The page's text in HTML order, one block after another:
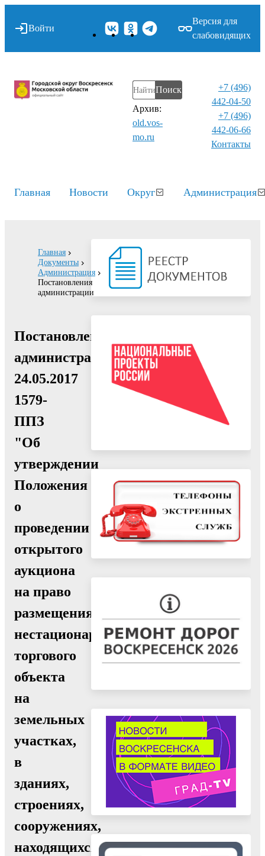
Войти
Версия для
слабовидящих
Поиск
Архив:
old.vos-
mo.ru
+7 (496)
442-04-50
+7 (496)
442-06-66
Контакты⁠
Главная Новости Округ Администрация
Главная
Документы
Администрация
Постановления
администрации
Постановление
администрации
24.05.2017
1579-
ППЗ
"Об
утверждении
Положения
о
проведении
открытого
аукциона
на право
размещения
нестационарного
торгового
объекта
на
земельных
участках,
в
зданиях,
строениях,
сооружениях,
находящихся